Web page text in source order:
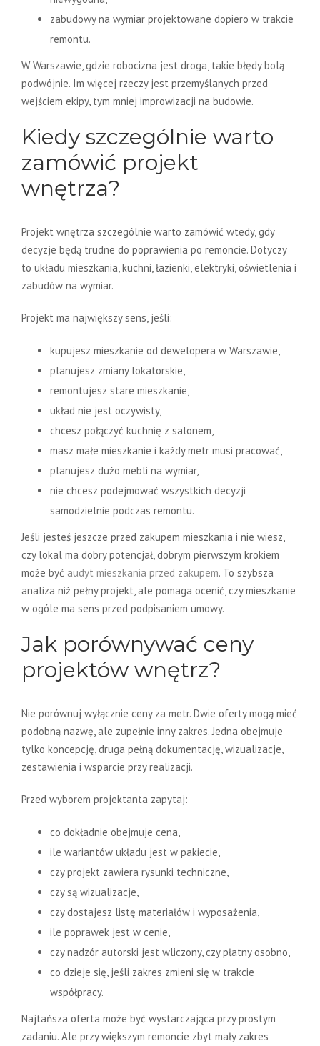
zabudowy na wymiar projektowane dopiero w trakcie
remontu.
W Warszawie, gdzie robocizna jest droga, takie błędy bolą
podwójnie. Im więcej rzeczy jest przemyślanych przed
wejściem ekipy, tym mniej improwizacji na budowie.
Kiedy szczególnie warto
zamówić projekt
wnętrza?
Projekt wnętrza szczególnie warto zamówić wtedy, gdy
decyzje będą trudne do poprawienia po remoncie. Dotyczy
to układu mieszkania, kuchni, łazienki, elektryki, oświetlenia i
zabudów na wymiar.
Projekt ma największy sens, jeśli:
kupujesz mieszkanie od dewelopera w Warszawie,
planujesz zmiany lokatorskie,
remontujesz stare mieszkanie,
układ nie jest oczywisty,
chcesz połączyć kuchnię z salonem,
masz małe mieszkanie i każdy metr musi pracować,
planujesz dużo mebli na wymiar,
nie chcesz podejmować wszystkich decyzji
samodzielnie podczas remontu.
Jeśli jesteś jeszcze przed zakupem mieszkania i nie wiesz,
czy lokal ma dobry potencjał, dobrym pierwszym krokiem
może być audyt mieszkania przed zakupem. To szybsza
analiza niż pełny projekt, ale pomaga ocenić, czy mieszkanie
w ogóle ma sens przed podpisaniem umowy.
Jak porównywać ceny
projektów wnętrz?
Nie porównuj wyłącznie ceny za metr. Dwie oferty mogą mieć
podobną nazwę, ale zupełnie inny zakres. Jedna obejmuje
tylko koncepcję, druga pełną dokumentację, wizualizacje,
zestawienia i wsparcie przy realizacji.
Przed wyborem projektanta zapytaj:
co dokładnie obejmuje cena,
ile wariantów układu jest w pakiecie,
czy projekt zawiera rysunki techniczne,
czy są wizualizacje,
czy dostajesz listę materiałów i wyposażenia,
ile poprawek jest w cenie,
czy nadzór autorski jest wliczony, czy płatny osobno,
co dzieje się, jeśli zakres zmieni się w trakcie
współpracy.
Najtańsza oferta może być wystarczająca przy prostym
zadaniu. Ale przy większym remoncie zbyt mały zakres